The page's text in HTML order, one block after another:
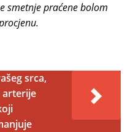
smetnje praćene bolom
srca,
arterije